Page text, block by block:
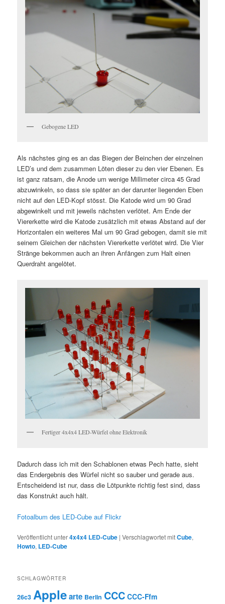
Gebogene LED
Als nächstes ging es an das Biegen der Beinchen der einzelnen
LED’s und dem zusammen Löten dieser zu den vier Ebenen. Es
ist ganz ratsam, die Anode um wenige Millimeter circa 45 Grad
abzuwinkeln, so dass sie später an der darunter liegenden Eben
nicht auf den LED-Kopf stösst. Die Katode wird um 90 Grad
abgewinkelt und mit jeweils nächsten verlötet. Am Ende der
Viererkette wird die Katode zusätzlich mit etwas Abstand auf der
Horizontalen ein weiteres Mal um 90 Grad gebogen, damit sie mit
seinem Gleichen der nächsten Viererkette verlötet wird. Die Vier
Stränge bekommen auch an ihren Anfängen zum Halt einen
Querdraht angelötet.
Fertiger 4x4x4 LED-Würfel ohne Elektronik
Dadurch dass ich mit den Schablonen etwas Pech hatte, sieht
das Endergebnis des Würfel nicht so sauber und gerade aus.
Entscheidend ist nur, dass die Lötpunkte richtig fest sind, dass
das Konstrukt auch hält.
Fotoalbum des LED-Cube auf Flickr
Veröffentlicht unter4x4x4 LED-Cube |Verschlagwortet mitCube,
Howto, LED-Cube
SCHLAGWÖRTER
26c3 Applearte Berlin CCC CCC-Ffm